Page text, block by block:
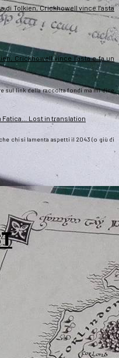
di Tolkien, Crickhowell vince l’asta
Crickhowell vince l’asta e fa un
sul link della raccolta fondi ma mi dice
Fatica… Lost in translation
chi si lamenta aspetti il 2043 (o giù di